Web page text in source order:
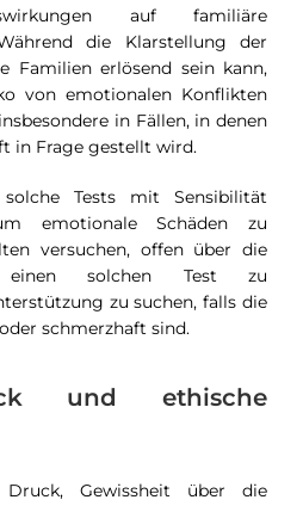
auf familiäre
die Klarstellung der
Familien erlösend sein kann,
von emotionalen Konflikten
in Fällen, in denen
in Frage gestellt wird.
Tests mit Sensibilität
emotionale Schäden zu
versuchen, offen über die
einen solchen Test zu
zu suchen, falls die
schmerzhaft sind.
und ethische
Druck, Gewissheit über die